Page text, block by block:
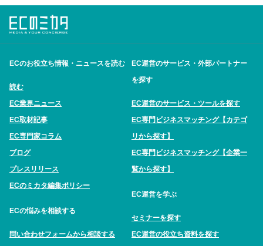
ECのお役立ち情報・ニュースを読む
読む
EC業界ニュース
EC取材記事
EC専門家コラム
ブログ
プレスリリース
ECのミカタ編集ポリシー
ECの悩みを相談する
問い合わせフォームから相談する
EC運営のサービス・外部パートナー
を探す
EC運営のサービス・ツールを探す
EC専門ビジネスマッチング【カテゴ
リから探す】
EC専門ビジネスマッチング【企業一
覧から探す】
EC運営を学ぶ
セミナーを探す
EC運営の役立ち資料を探す